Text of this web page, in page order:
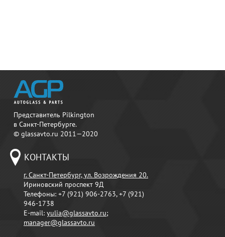
Представитель Pilkington
в Санкт-Петербурге.
© glassavto.ru 2011—2020
КОНТАКТЫ
г. Санкт-Петербург, ул. Возрождения 20.
Ириновский проспект 9Д
Телефоны:+7 (921) 906-2763, +7 (921)
946-1738
E-mail:yulia@glassavto.ru;
manager@glassavto.ru